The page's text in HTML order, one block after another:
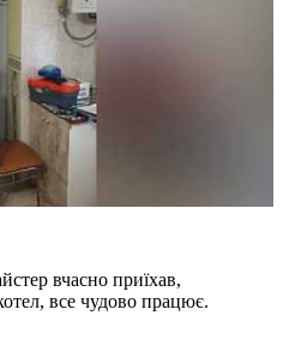
вчасно приїхав,
все чудово працює.